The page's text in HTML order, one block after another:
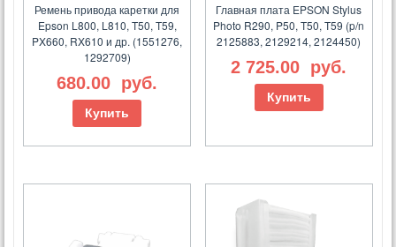
Ремень привода каретки для
Epson L800, L810, T50, T59,
PX660, RX610 и др. (1551276,
1292709)
680.00 руб.
Купить
Главная плата EPSON Stylus
Photo R290, P50, T50, T59 (p/n
2125883, 2129214, 2124450)
2 725.00 руб.
Купить